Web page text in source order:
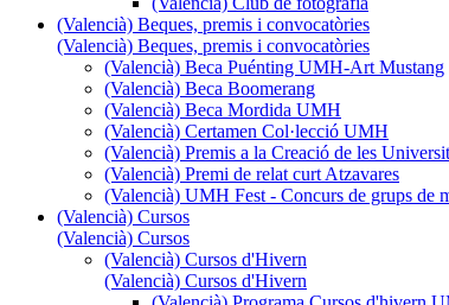
(Valencià) Beques, premis i convocatòries
(Valencià) Beques, premis i convocatòries
(Valencià) Beca Puénting UMH-Art Mustang
(Valencià) Beca Boomerang
(Valencià) Beca Mordida UMH
(Valencià) Certamen Col·lecció UMH
(Valencià) Premis a la Creació de les
(Valencià) Premi de relat curt Atzavares
(Valencià) UMH Fest - Concurs de grups de
(Valencià) Cursos
(Valencià) Cursos
(Valencià) Cursos d'Hivern
(Valencià) Cursos d'Hivern